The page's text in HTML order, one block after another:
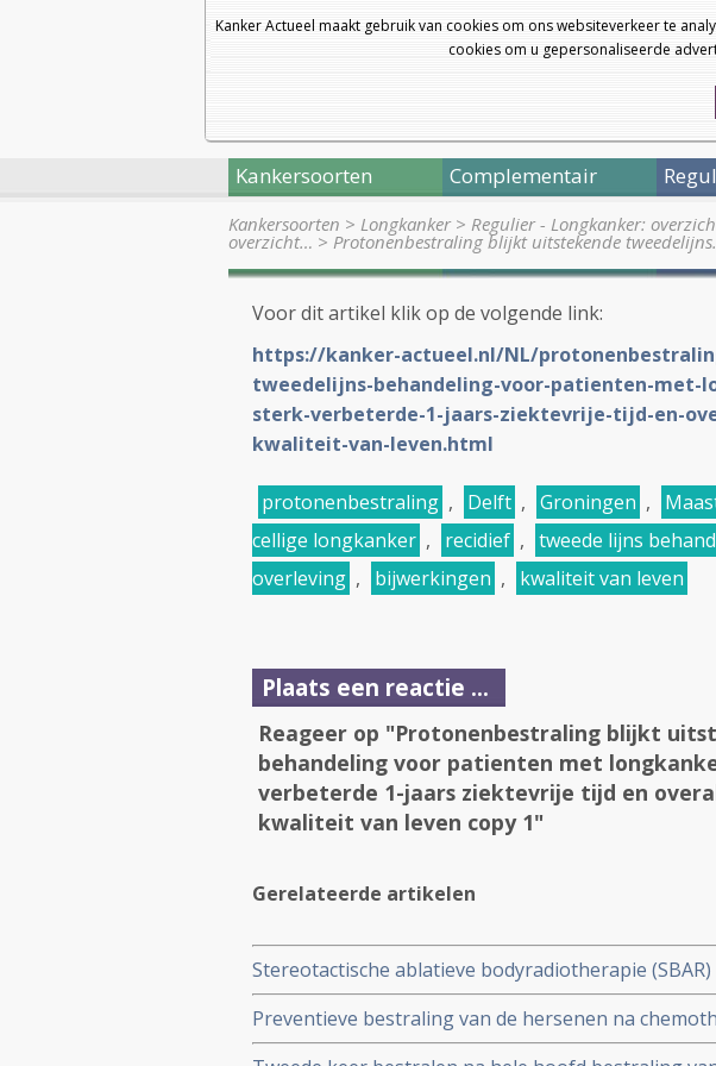
Kanker Actueel maakt gebruik van cookies om ons websiteverkeer te
cookies om u gepersonaliseerde
Kankersoorten Complementair
Kankersoorten > Longkanker> Regulier - Longkanker:
overzicht… > Protonenbestraling blijkt uitstekende
Voor dit artikel klik op de volgende link:
https://kanker-actueel.nl/NL/
tweedelijns-behandeling-voor-patienten-met-
sterk-verbeterde-1-jaars-ziektevrije-tijd-en-
kwaliteit-van-leven.html
protonenbestraling , Delft , Groningen ,
cellige longkanker , recidief , tweede lijns
overleving , bijwerkingen , kwaliteit van leven
Plaats een reactie ...
Reageer op "Protonenbestraling blijkt
behandeling voor patienten met
verbeterde 1-jaars ziektevrije tijd en
kwaliteit van leven copy 1"
Gerelateerde artikelen
Stereotactische ablatieve bodyradiotherapie
uitstekende resultaten bij oudere patienten met
longkanker
Preventieve bestraling van de hersenen na
met groot risico op hersenuitzaaiingen verbetert